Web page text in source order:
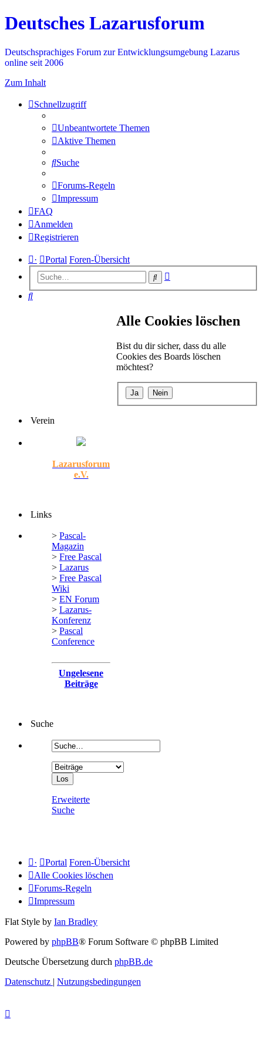
Deutsches Lazarusforum
Deutschsprachiges Forum zur Entwicklungsumgebung Lazarus
online seit 2006
Zum Inhalt
Schnellzugriff
Unbeantwortete Themen
Aktive Themen
Suche
Forums-Regeln
Impressum
FAQ
Anmelden
Registrieren
· Portal Foren-Übersicht
Suche
Suche
Alle Cookies löschen
Bist du dir sicher, dass du alle
Cookies des Boards löschen
möchtest?
Verein
Lazarusforum
e.V.
Links
> Pascal-
Magazin
> Free Pascal
> Lazarus
> Free Pascal
Wiki
> EN Forum
> Lazarus-
Konferenz
> Pascal
Conference
Ungelesene
Beiträge
Suche
Erweiterte
Suche
· Portal Foren-Übersicht
Alle Cookies löschen
Forums-Regeln
Impressum
Flat Style by Ian Bradley
Powered by phpBB® Forum Software © phpBB Limited
Deutsche Übersetzung durch phpBB.de
Datenschutz | Nutzungsbedingungen